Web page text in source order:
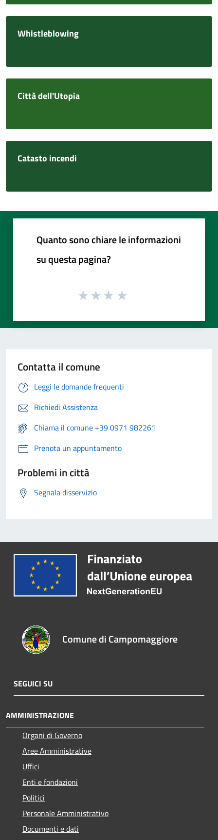
Whistleblowing
Città dell'Utopia
Catasto incendi
Quanto sono chiare le informazioni
su questa pagina?
Contatta il comune
Leggi le domande frequenti
Richiedi Assistenza
Chiama il comune +39 0971 982261
Prenota un appuntamento
Problemi in città
Segnala disservizio
Comune di Campomaggiore
SEGUICI SU
AMMINISTRAZIONE
Organi di Governo
Aree Amministrative
Uffici
Enti e fondazioni
Politici
Personale Amministrativo
Documenti e dati